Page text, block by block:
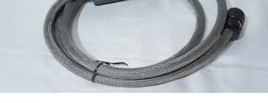
パワーアンプ
CDプレーヤー・レシーバー
ネットワークプレーヤー・D/Aコンバーター